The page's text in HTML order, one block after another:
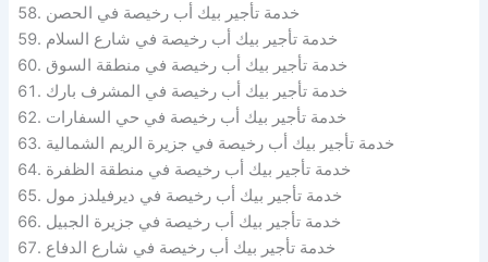
خدمة تأجير بيك أب رخيصة في الحصن
خدمة تأجير بيك أب رخيصة في شارع السلام
خدمة تأجير بيك أب رخيصة في منطقة السوق
خدمة تأجير بيك أب رخيصة في المشرف بارك
خدمة تأجير بيك أب رخيصة في حي السفارات
خدمة تأجير بيك أب رخيصة في جزيرة الريم الشمالية
خدمة تأجير بيك أب رخيصة في منطقة الظفرة
خدمة تأجير بيك أب رخيصة في ديرفيلدز مول
خدمة تأجير بيك أب رخيصة في جزيرة الجبيل
خدمة تأجير بيك أب رخيصة في شارع الدفاع